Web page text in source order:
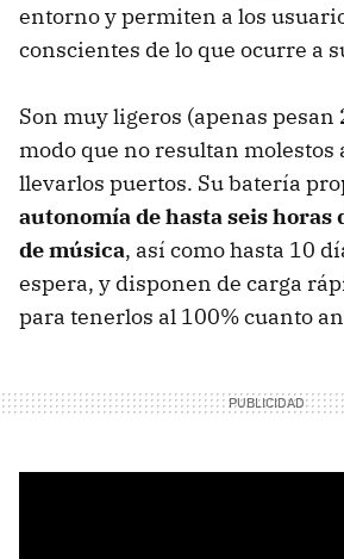
entorno y permiten a los
conscientes de lo que ocurre a
Son muy ligeros (apenas pesan
modo que no resultan molestos
llevarlos puertos. Su batería
autonomía de hasta seis
de música, así como hasta 10
espera, y disponen de carga
para tenerlos al 100% cuanto